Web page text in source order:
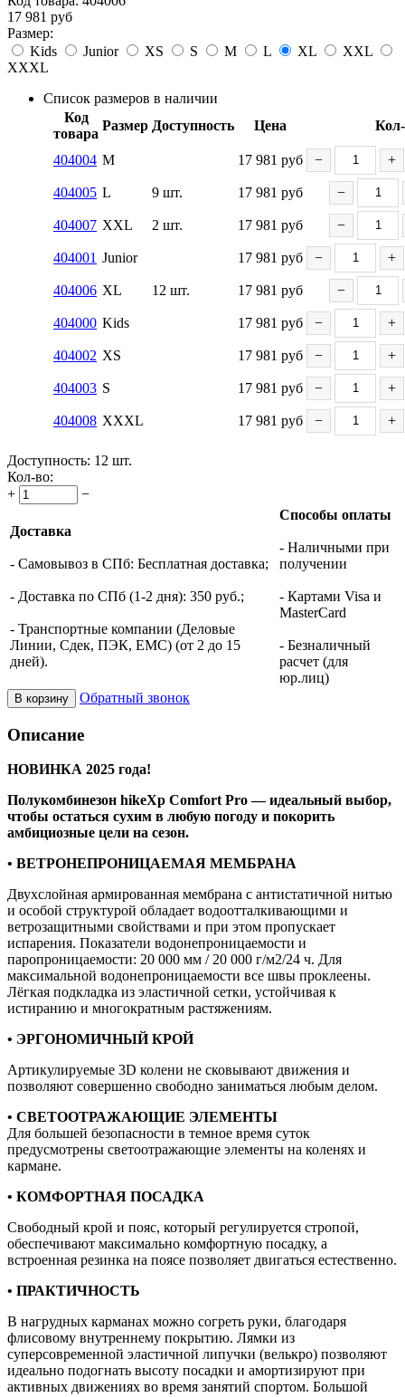
17 981 руб
Размер:
Kids
Junior XS S M L XL
XXL
XXXL
Список размеров в наличии
Код
товара
Размер Доступность Цена
404004 M 17 981 руб − +
404005 L 9 шт. 17 981 руб −
404007 XXL 2 шт. 17 981 руб −
404001 Junior 17 981 руб − +
404006 XL 12 шт. 17 981 руб −
404000 Kids 17 981 руб − +
404002 XS 17 981 руб − +
404003 S 17 981 руб − +
404008 XXXL 17 981 руб − +
Доступность: 12 шт.
Кол-во:
+
−
Доставка
- Самовывоз в СПб: Бесплатная доставка;
- Доставка по СПб (1-2 дня): 350 руб.;
- Транспортные компании (Деловые
Линии, Сдек, ПЭК, ЕМС) (от 2 до 15
дней).
Способы оплаты
- Наличными при
получении
- Картами Visa и
MasterCard
- Безналичный
расчет (для
юр.лиц)
В корзину Обратный звонок
Описание
НОВИНКА 2025 года!
Полукомбинезон hikeXp Comfort Pro — идеальный выбор,
чтобы остаться сухим в любую погоду и покорить
амбициозные цели на сезон.
• ВЕТРОНЕПРОНИЦАЕМАЯ МЕМБРАНА
Двухслойная армированная мембрана с антистатичной нитью
и особой структурой обладает водоотталкивающими и
ветрозащитными свойствами и при этом пропускает
испарения. Показатели водонепроницаемости и
паропроницаемости: 20 000 мм / 20 000 г/м2/24 ч. Для
максимальной водонепроницаемости все швы проклеены.
Лёгкая подкладка из эластичной сетки, устойчивая к
истиранию и многократным растяжениям.
• ЭРГОНОМИЧНЫЙ КРОЙ
Артикулируемые 3D колени не сковывают движения и
позволяют совершенно свободно заниматься любым делом.
• СВЕТООТРАЖАЮЩИЕ ЭЛЕМЕНТЫ
Для большей безопасности в темное время суток
предусмотрены светоотражающие элементы на коленях и
кармане.
• КОМФОРТНАЯ ПОСАДКА
Свободный крой и пояс, который регулируется стропой,
обеспечивают максимально комфортную посадку, а
встроенная резинка на поясе позволяет двигаться естественно.
• ПРАКТИЧНОСТЬ
В нагрудных карманах можно согреть руки, благодаря
флисовому внутреннему покрытию. Лямки из
суперсовременной эластичной липучки (велькро) позволяют
идеально подогнать высоту посадки и амортизируют при
активных движениях во время занятий спортом. Большой